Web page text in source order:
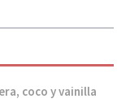
coco y vainilla